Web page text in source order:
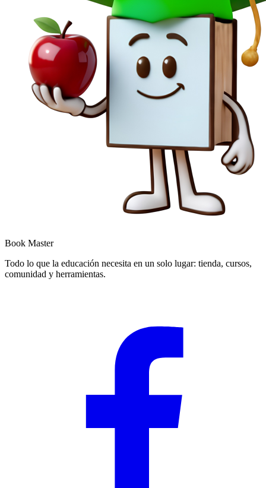
Book Master
Todo lo que la educación necesita en un solo lugar: tienda, cursos,
comunidad y herramientas.